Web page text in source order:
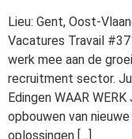
Lieu: Gent, Oost-
Vacatures Travail
werk mee aan de
recruitment sector.
Edingen WAAR
opbouwen van
oplossingen […]